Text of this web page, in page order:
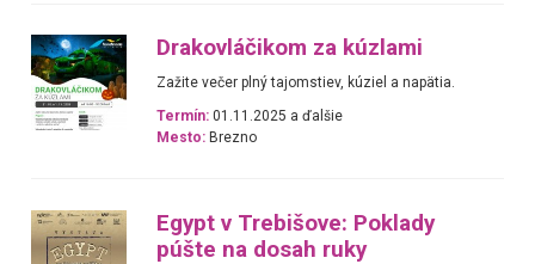
Drakovláčikom za kúzlami
Zažite večer plný tajomstiev, kúziel a napätia.
Termín: 01.11.2025 a ďalšie
Mesto: Brezno
Egypt v Trebišove: Poklady
púšte na dosah ruky